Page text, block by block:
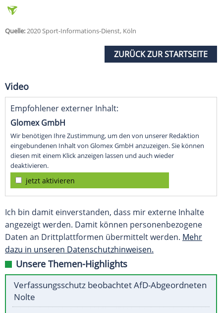
Quelle:2020 Sport-Informations-Dienst, Köln
ZURÜCK ZUR STARTSEITE
Video
Empfohlener externer Inhalt:
Glomex GmbH
Wir benötigen Ihre Zustimmung, um den von unserer Redaktion
eingebundenen Inhalt von Glomex GmbH anzuzeigen. Sie können
diesen mit einem Klick anzeigen lassen und auch wieder
deaktivieren.
jetzt aktivieren
Ich bin damit einverstanden, dass mir externe Inhalte
angezeigt werden. Damit können personenbezogene
Daten an Drittplattformen übermittelt werden. Mehr
dazu in unseren Datenschutzhinweisen.
Unsere Themen-Highlights
Verfassungsschutz beobachtet AfD-Abgeordneten
Nolte